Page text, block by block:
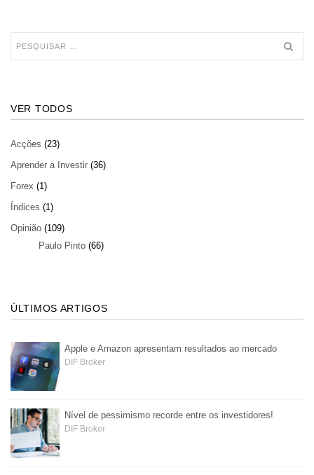
VER TODOS
Acções (23)
Aprender a Investir (36)
Forex (1)
Índices (1)
Opinião (109)
Paulo Pinto (66)
ÚLTIMOS ARTIGOS
Apple e Amazon apresentam resultados ao mercado
DIF Broker
Nível de pessimismo recorde entre os investidores!
DIF Broker